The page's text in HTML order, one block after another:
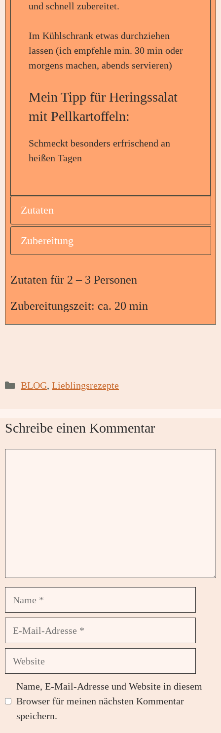
und schnell zubereitet.
Im Kühlschrank etwas durchziehen
lassen (ich empfehle min. 30 min oder
morgens machen, abends servieren)
Mein Tipp für Heringssalat
mit Pellkartoffeln:
Schmeckt besonders erfrischend an
heißen Tagen
Zutaten
Zubereitung
Zutaten für 2 – 3 Personen
Zubereitungszeit: ca. 20 min
Kategorien
BLOG, Lieblingsrezepte
Schreibe einen Kommentar
Website
Name, E-Mail-Adresse und Website in diesem
Browser für meinen nächsten Kommentar
speichern.